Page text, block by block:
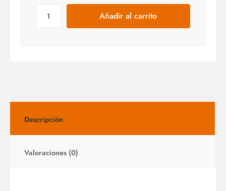
Añadir al carrito
Descripción
Valoraciones (0)